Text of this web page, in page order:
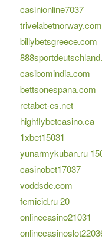
casinionline7037
trivelabetnorway.com
billybetsgreece.com
casibomindia.com
bettsonespana.com
retabet-es.net
highflybetcasino.ca
1xbet15031
yunarmykuban.ru
casinobet17037
voddsde.com
femicid.ru 20
onlinecasino21031